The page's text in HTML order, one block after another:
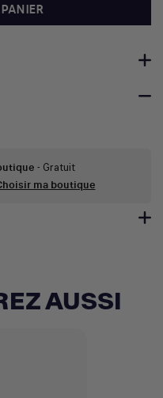
- Gratuit
ma boutique
AUSSI